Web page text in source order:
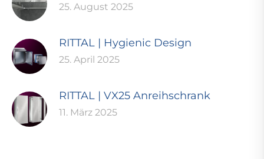
25. August 2025
RITTAL | Hygienic Design
25. April 2025
RITTAL | VX25 Anreihschrank
11. März 2025